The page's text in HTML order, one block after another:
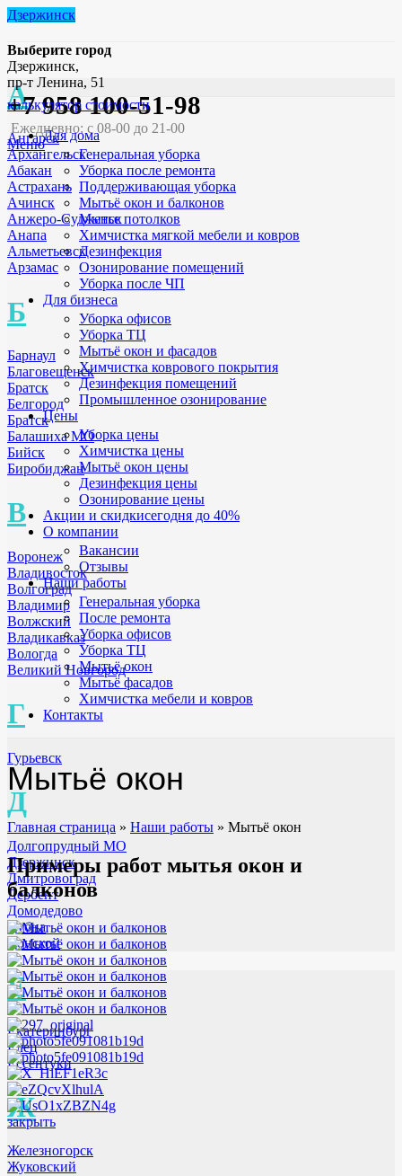
Дзержинск
Выберите город
А
Ангарск
Архангельск
Абакан
Астрахань
Ачинск
Анжеро-Судженск
Анапа
Альметьевск
Арзамас
Б
Барнаул
Благовещенск
Братск
Белгород
Братск
Балашиха МО
Бийск
Биробиджан
В
Воронеж
Владивосток
Волгоград
Владимир
Волжский
Владикавказ
Вологда
Великий Новгород
Г
Гурьевск
Д
Долгопрудный МО
Дзержинск
Дмитровоград
Дербент
Домодедово
Дубна
Донской
Е
Екатеринбург
Елец
Ессентуки
Ж
Железногорск
Жуковский
Дзержинск,
пр-т Ленина, 51
+7 958 100-51-98
Ежедневно: с 08-00 до 21-00
Меню
калькулятор стоимости
Для дома
Генеральная уборка
Уборка после ремонта
Поддерживающая уборка
Мытьё окон и балконов
Мытье потолков
Химчистка мягкой мебели и ковров
Дезинфекция
Озонирование помещений
Уборка после ЧП
Для бизнеса
Уборка офисов
Уборка ТЦ
Мытьё окон и фасадов
Химчистка коврового покрытия
Дезинфекция помещений
Промышленное озонирование
Цены
Уборка цены
Химчистка цены
Мытьё окон цены
Дезинфекция цены
Озонирование цены
Акции и скидкисегодня до 40%
О компании
Вакансии
Отзывы
Наши работы
Генеральная уборка
После ремонта
Уборка офисов
Уборка ТЦ
Мытьё окон
Мытьё фасадов
Химчистка мебели и ковров
Контакты
Мытьё окон
Главная страница » Наши работы » Мытьё окон
Примеры работ мытья окон и
балконов
закрыть